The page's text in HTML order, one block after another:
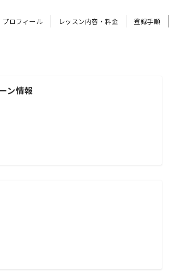
プロフィール レッスン内容・料金 登録手順
ン情報